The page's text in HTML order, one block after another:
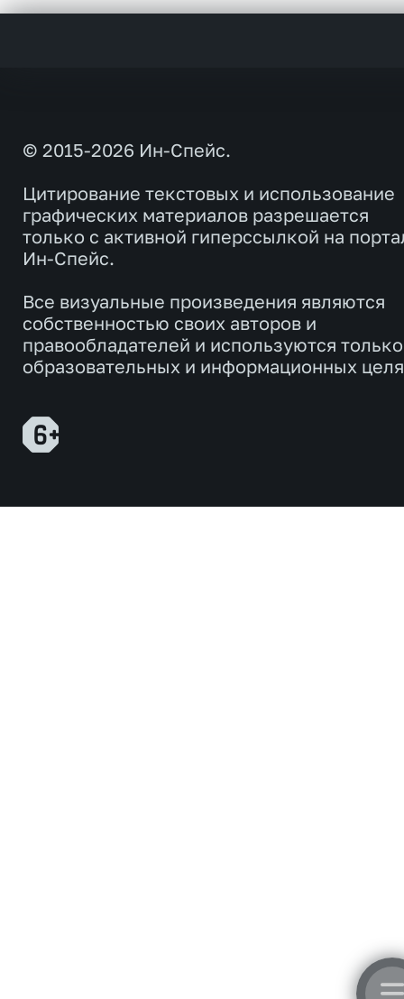
© 2015-2026 Ин-Спейс.
Цитирование текстовых и использование
графических материалов разрешается
только с активной гиперссылкой на
Ин-Спейс.
Все визуальные произведения являются
собственностью своих авторов и
правообладателей и используются
образовательных и информационных